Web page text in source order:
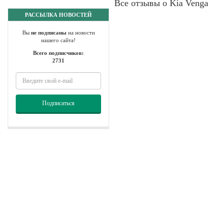
РАССЫЛКА НОВОСТЕЙ
Вы не подписанына новости
нашего сайта!
Всего подписчиков:
2731
Подписаться
Все отзывы о Kia Venga